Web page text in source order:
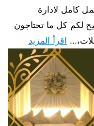
كامل لادارة
لكم كل ما تحتاجون
اقرأ المزيد